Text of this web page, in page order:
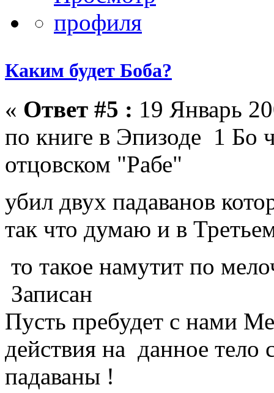
Каким будет Боба?
« Ответ #5 : 19 Январь
по книге в Эпизоде 1 Бо
отцовском "Рабе"
убил двух падаванов
так что думаю и в
то такое намутит по
Записан
Пусть пребудет с нами
действия на данное тело
падаваны !